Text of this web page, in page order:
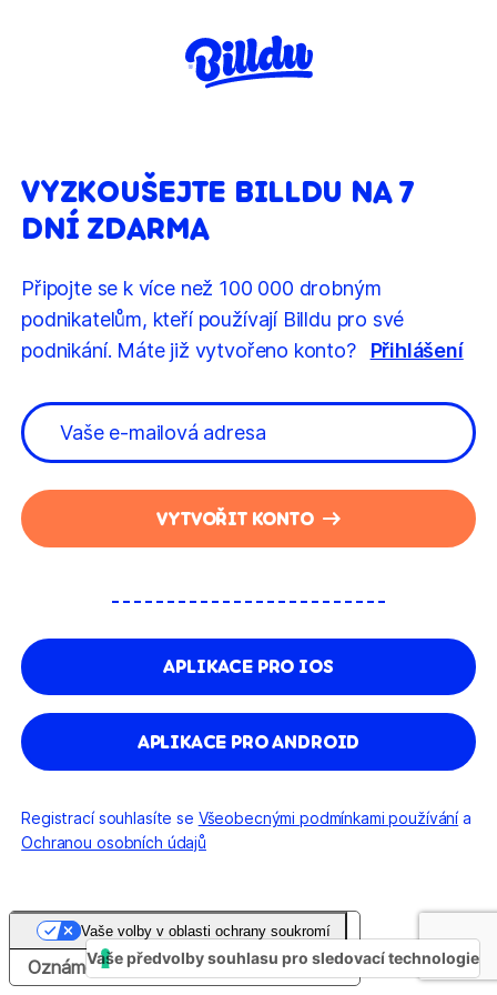
VYZKOUŠEJTE BILLDU NA 7
DNÍ ZDARMA
Připojte se k více než 100 000 drobným
podnikatelům, kteří používají Billdu pro své
podnikání. Máte již vytvořeno konto?
Přihlášení
VYTVOŘIT KONTO
APLIKACE PRO IOS
APLIKACE PRO ANDROID
Registrací souhlasíte se Všeobecnými podmínkami používánía
Ochranou osobních údajů
Oznámení při sběru
Vaše volby v oblasti ochrany soukromí
Vaše předvolby souhlasu pro sledovací technologie